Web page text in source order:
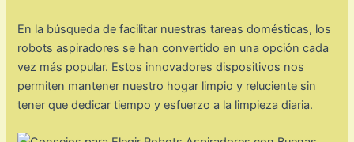
En la búsqueda de facilitar nuestras tareas domésticas, los
robots aspiradores se han convertido en una opción cada
vez más popular. Estos innovadores dispositivos nos
permiten mantener nuestro hogar limpio y reluciente sin
tener que dedicar tiempo y esfuerzo a la limpieza diaria.